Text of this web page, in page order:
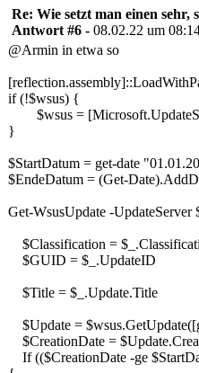
Re: Wie setzt man einen sehr,
Antwort #6 - 08.02.22 um
@Armin in etwa so
if (!$wsus) {
$wsus =
}
$StartDatum = get-date
$EndeDatum = (Get-
Get-WsusUpdate -
$Classification =
$GUID = $_.UpdateID
$Title = $_.Update.Title
$Update =
$CreationDate =
If (($CreationDate -ge